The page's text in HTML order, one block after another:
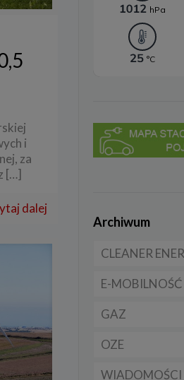
i
za
[…]
dalej
Archiwum
CLEANER
Dla domu
Dla firmy
Dla
E-MOBILNOŚĆ
Samochody
GAZ
CNG
LNG
OZE
Licznik OZE